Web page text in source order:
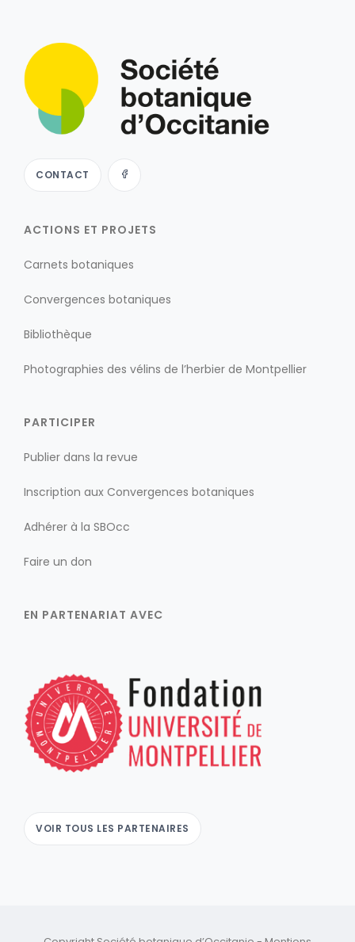
CONTACT
ACTIONS ET PROJETS
Carnets botaniques
Convergences botaniques
Bibliothèque
Photographies des vélins de l’herbier de Montpellier
PARTICIPER
Publier dans la revue
Inscription aux Convergences botaniques
Adhérer à la SBOcc
Faire un don
EN PARTENARIAT AVEC
VOIR TOUS LES PARTENAIRES